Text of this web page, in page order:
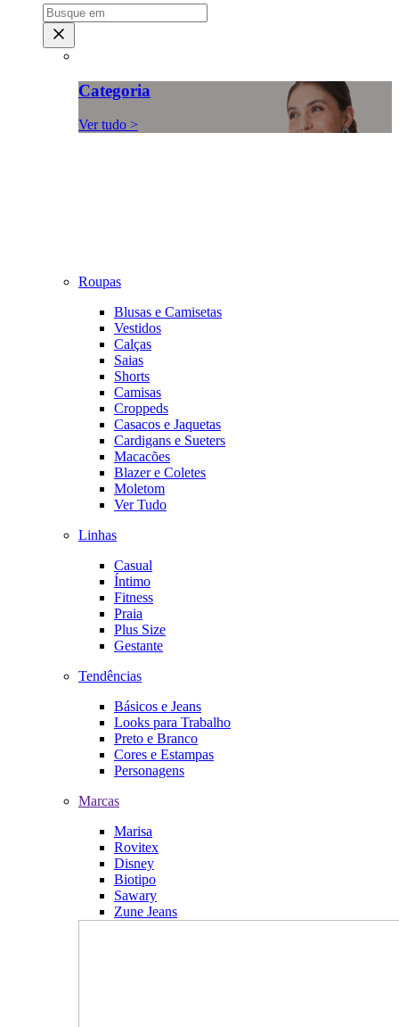
Categoria
Ver tudo >
Roupas
Blusas e Camisetas
Vestidos
Calças
Saias
Shorts
Camisas
Croppeds
Casacos e Jaquetas
Cardigans e Sueters
Macacões
Blazer e Coletes
Moletom
Ver Tudo
Linhas
Casual
Íntimo
Fitness
Praia
Plus Size
Gestante
Tendências
Básicos e Jeans
Looks para Trabalho
Preto e Branco
Cores e Estampas
Personagens
Marcas
Marisa
Rovitex
Disney
Biotipo
Sawary
Zune Jeans